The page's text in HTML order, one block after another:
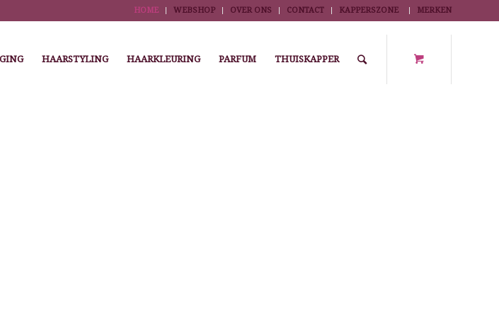
HOME WEBSHOP OVER ONS CONTACT KAPPERSZONE MERKEN
HAARSTYLING HAARKLEURING PARFUM THUISKAPPER